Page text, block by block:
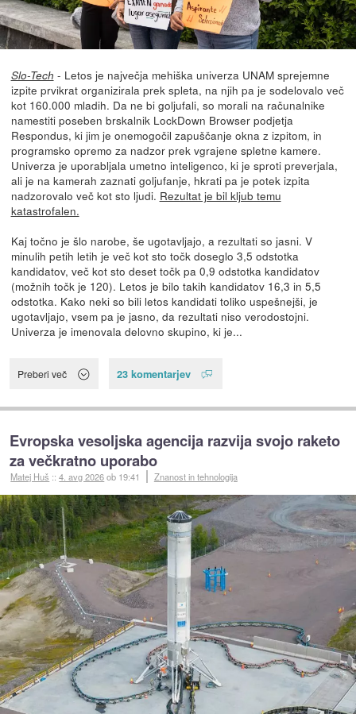
Slo-Tech - Letos je največja mehiška univerza UNAM sprejemne
izpite prvikrat organizirala prek spleta, na njih pa je sodelovalo več
kot 160.000 mladih. Da ne bi goljufali, so morali na računalnike
namestiti poseben brskalnik LockDown Browser podjetja
Respondus, ki jim je onemogočil zapuščanje okna z izpitom, in
programsko opremo za nadzor prek vgrajene spletne kamere.
Univerza je uporabljala umetno inteligenco, ki je sproti preverjala,
ali je na kamerah zaznati goljufanje, hkrati pa je potek izpita
nadzorovalo več kot sto ljudi. Rezultat je bil kljub temu
katastrofalen.
Kaj točno je šlo narobe, še ugotavljajo, a rezultati so jasni. V
minulih petih letih je več kot sto točk doseglo 3,5 odstotka
kandidatov, več kot sto deset točk pa 0,9 odstotka kandidatov
(možnih točk je 120). Letos je bilo takih kandidatov 16,3 in 5,5
odstotka. Kako neki so bili letos kandidati toliko uspešnejši, je
ugotavljajo, vsem pa je jasno, da rezultati niso verodostojni.
Univerza je imenovala delovno skupino, ki je...
Preberi več 23 komentarjev
Evropska vesoljska agencija razvija svojo raketo
za večkratno uporabo
Matej Huš ::4. avg 2026ob 19:41 Znanost in tehnologija